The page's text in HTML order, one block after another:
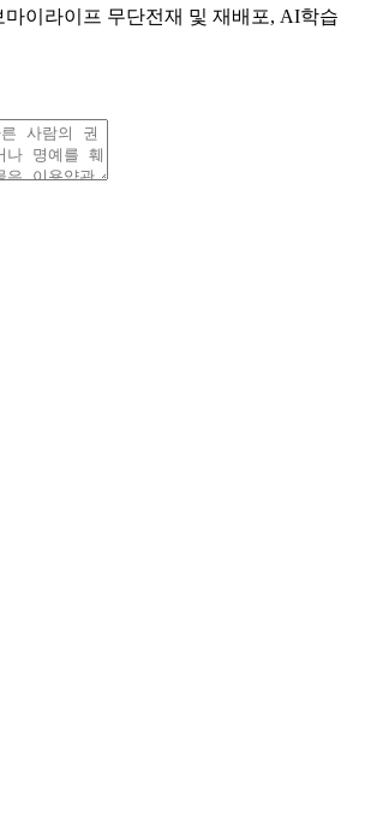
이라이프 무단전재 및 재배포, AI학습